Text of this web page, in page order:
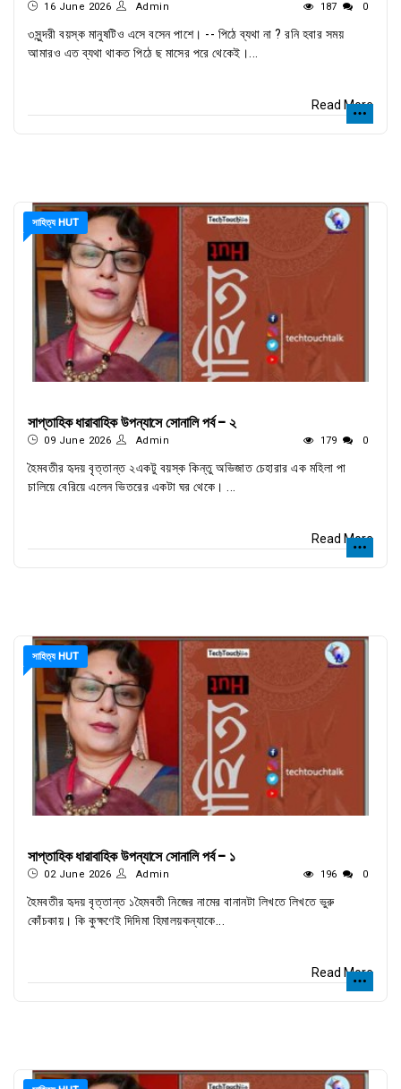
16 June 2026 Admin 187 0
৩সুন্দরী বয়স্ক মানুষটিও এসে বসেন পাশে। -- পিঠে ব্যথা না ? রনি হবার সময়
আমারও এত ব্যথা থাকত পিঠে ছ মাসের পরে থেকেই।...
Read More
সাহিত্য HUT
সাপ্তাহিক ধারাবাহিক উপন্যাসে সোনালি পর্ব - ২
09 June 2026 Admin 179 0
হৈমবতীর হৃদয় বৃত্তান্ত ২একটু বয়স্ক কিন্তু অভিজাত চেহারার এক মহিলা পা
চালিয়ে বেরিয়ে এলেন ভিতরের একটা ঘর থেকে। ...
Read More
সাহিত্য HUT
সাপ্তাহিক ধারাবাহিক উপন্যাসে সোনালি পর্ব - ১
02 June 2026 Admin 196 0
হৈমবতীর হৃদয় বৃত্তান্ত ১হৈমবতী নিজের নামের বানানটা লিখতে লিখতে ভুরু
কোঁচকায়। কি কুক্ষণেই দিদিমা হিমালয়কন্যাকে...
Read More